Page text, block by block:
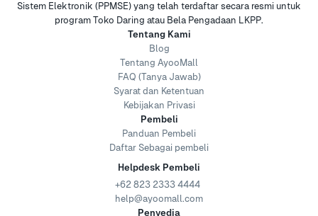
Sistem Elektronik (PPMSE) yang telah terdaftar secara resmi untuk
program Toko Daring atau Bela Pengadaan LKPP.
Tentang Kami
Blog
Tentang AyooMall
FAQ (Tanya Jawab)
Syarat dan Ketentuan
Kebijakan Privasi
Pembeli
Panduan Pembeli
Daftar Sebagai pembeli
Helpdesk Pembeli
+62 823 2333 4444
help@ayoomall.com
Penyedia